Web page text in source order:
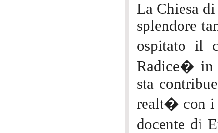
La Chiesa
splendore
ospitato il
Radice� in
sta
realt� con i
docente di